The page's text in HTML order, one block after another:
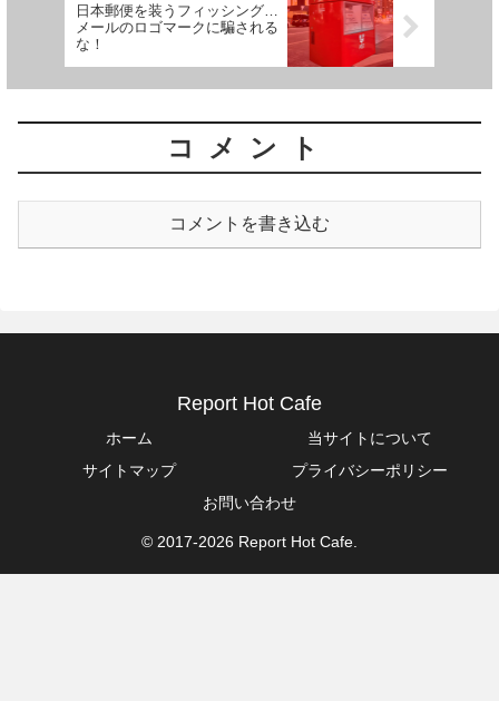
日本郵便を装うフィッシング…
メールのロゴマークに騙される
な！
コメント
コメントを書き込む
Report Hot Cafe
ホーム
当サイトについて
サイトマップ
プライバシーポリシー
お問い合わせ
© 2017-2026 Report Hot Cafe.